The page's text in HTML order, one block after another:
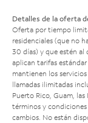
Detalles de la oferta
Oferta por tiempo
residenciales (que no
30 días) y que estén al
aplican tarifas
mantienen los
llamadas ilimitadas
Puerto Rico, Guam,
términos y
cambios. No están